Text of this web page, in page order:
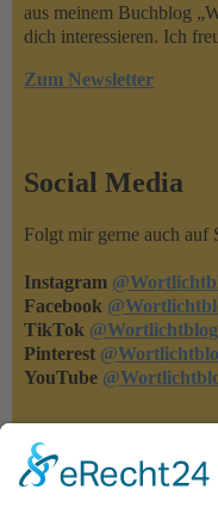
aus meinem Buchblog
dich interessieren. Ich
Zum Newsletter
Social Media
Folgt mir gerne auch
Instagram
Facebook
TikTok @Wortlichtblog
Pinterest
YouTube
Rezensionen